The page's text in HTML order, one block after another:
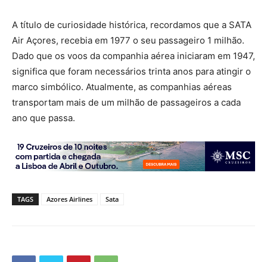
A título de curiosidade histórica, recordamos que a SATA
Air Açores, recebia em 1977 o seu passageiro 1 milhão.
Dado que os voos da companhia aérea iniciaram em 1947,
significa que foram necessários trinta anos para atingir o
marco simbólico. Atualmente, as companhias aéreas
transportam mais de um milhão de passageiros a cada
ano que passa.
TAGS Azores Airlines Sata